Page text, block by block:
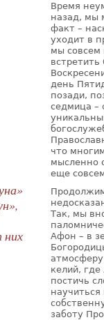
них
Время
назад, мы
факт –
уходит в
мы совсем
встретить
день
позади,
седмица –
что
мысленно
еще
Так, мы
Афон – в
келий,
постичь
научиться
заботу